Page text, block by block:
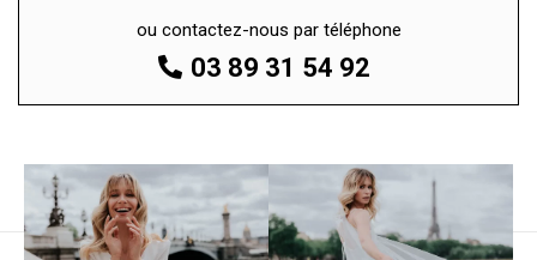
ou contactez-nous par téléphone
03 89 31 54 92